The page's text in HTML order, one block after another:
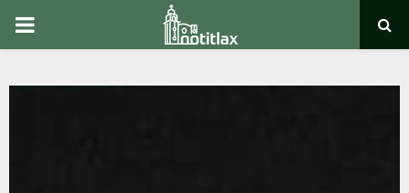
PRIMARY